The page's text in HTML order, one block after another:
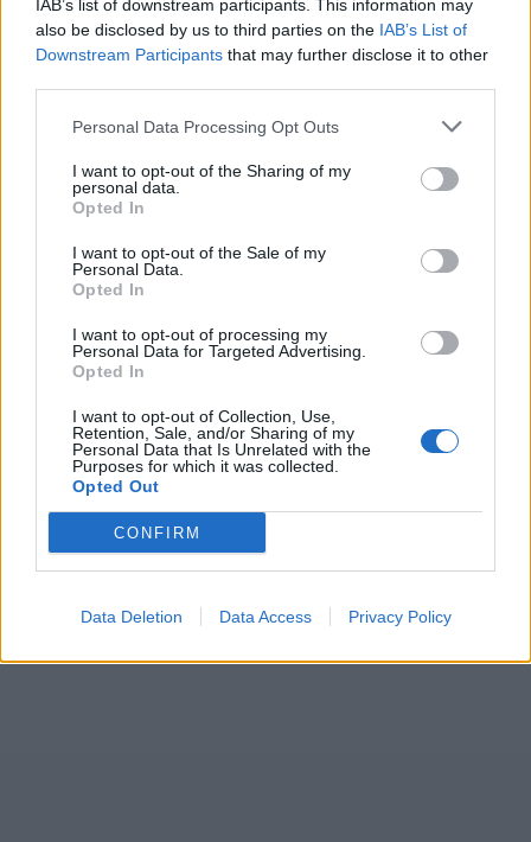
IAB’s list of downstream participants. This information may
also be disclosed by us to third parties on the IAB’s List of
Downstream Participants that may further disclose it to other
Personal Data Processing Opt Outs
I want to opt-out of the Sharing of my
personal data.
Opted In
I want to opt-out of the Sale of my
Personal Data.
Opted In
I want to opt-out of processing my
Personal Data for Targeted Advertising.
Opted In
I want to opt-out of Collection, Use,
Retention, Sale, and/or Sharing of my
Personal Data that Is Unrelated with the
Purposes for which it was collected.
Opted Out
CONFIRM
Data Deletion Data Access Privacy Policy
Photo 5/7
απέναντι στον Τζόκοβιτς